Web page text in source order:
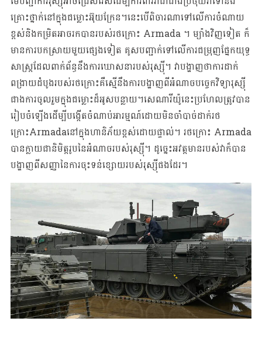
គ្រោះថ្នាក់នៅក្នុងជម្លោះ​អ៊ុយក្រែន​។នេះបើពិចារណាទៅលើការចំណាយ
ខ្ពស់និងកម្រិតអាចរកបានរបស់រថក្រោះ Armada ។ ម្យ៉ាងវិញទៀត ក៏
មានការបកស្រាយមួយផ្សេងទៀត គូសបញ្ជាក់ទៅលើការជម្រុញផ្នែកយុទ្ធ
សាស្ត្រដែលពាក់ព័ន្ធនឹងការឃោសនារបស់រុស្ស៊ី។ វាបង្ហាញថាការដាក់
ពង្រាយដំបូងរបស់រថក្រោះគឺស្មើនឹងការបង្ហាញពីអំណាចបច្ចេកវិទ្យារុស្ស៊ី
ជាងការចូលរួមក្នុងជម្លោះដ៏អូសបន្លាយ។សេណារីយ៉ូនេះប្រហែលត្រូវបាន
រៀបចំឡើងដើម្បីបង្កើតចំណាប់អារម្មណ៍ដោយមិនចាំបាច់ដាក់រថ
ក្រោះArmadaនៅក្នុងហានិភ័យខ្ពស់ដោយផ្ទាល់។ រថក្រោះ Armada
បានក្លាយជានិមិត្តរូបនៃអំណាចរបស់រុស្ស៊ី។ ដូច្នេះអវត្តមានរបស់វាក៏បាន
បង្ហាញពីសញ្ញានៃការចុះទន់ខ្សោយរបស់រុស្ស៊ីផងដែរ។